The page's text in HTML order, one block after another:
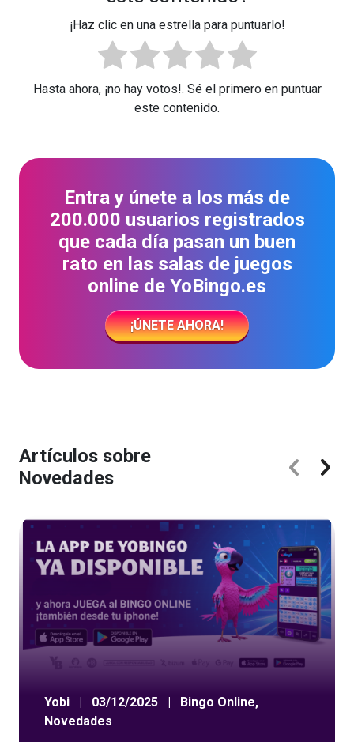
¡Haz clic en una estrella para puntuarlo!
Hasta ahora, ¡no hay votos!. Sé el primero en puntuar
este contenido.
Entra y únete a los más de
200.000 usuarios registrados
que cada día pasan un buen
rato en las salas de juegos
online de YoBingo.es
¡ÚNETE AHORA!
Artículos sobre
Novedades
Yobi | 03/12/2025 | Bingo Online,
Novedades